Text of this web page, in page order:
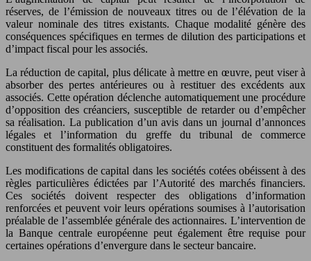
réserves, de l’émission de nouveaux titres ou de l’élévation de la
valeur nominale des titres existants. Chaque modalité génère des
conséquences spécifiques en termes de dilution des participations et
d’impact fiscal pour les associés.
La réduction de capital, plus délicate à mettre en œuvre, peut viser à
absorber des pertes antérieures ou à restituer des excédents aux
associés. Cette opération déclenche automatiquement une procédure
d’opposition des créanciers, susceptible de retarder ou d’empêcher
sa réalisation. La publication d’un avis dans un journal d’annonces
légales et l’information du greffe du tribunal de commerce
constituent des formalités obligatoires.
Les modifications de capital dans les sociétés cotées obéissent à des
règles particulières édictées par l’Autorité des marchés financiers.
Ces sociétés doivent respecter des obligations d’information
renforcées et peuvent voir leurs opérations soumises à l’autorisation
préalable de l’assemblée générale des actionnaires. L’intervention de
la Banque centrale européenne peut également être requise pour
certaines opérations d’envergure dans le secteur bancaire.